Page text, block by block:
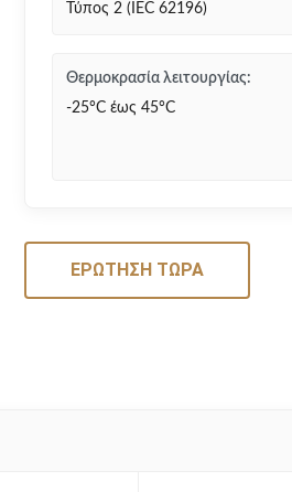
Τύπος 2 (IEC 62196)
Θερμοκρασία λειτουργίας:
-25°C έως 45°C
ΕΡΏΤΗΣΗ ΤΏΡΑ